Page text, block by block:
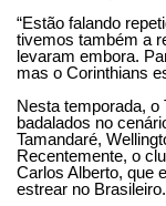
“Estão falando
tivemos também a
levaram embora.
mas o Corinthians
Nesta temporada, o
badalados no
Tamandaré,
Recentemente, o
Carlos Alberto, que
estrear no Brasileiro.